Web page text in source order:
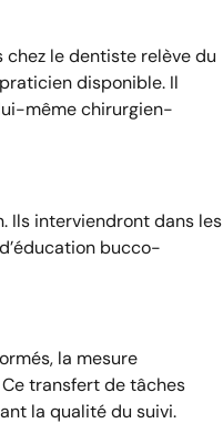
le dentiste relève du
disponible. Il
même chirurgien-
Ils interviendront dans les
bucco-
la mesure
transfert de tâches
la qualité du suivi.